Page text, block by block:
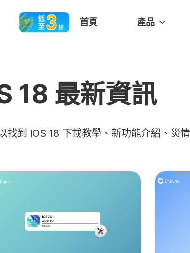
首頁 產品
18 最新資訊
找到 iOS 18 下載教學、新功能介紹、災